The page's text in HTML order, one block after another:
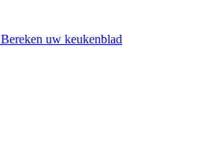
Bereken uw keukenblad